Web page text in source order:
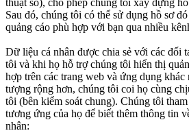
thuật số), cho phép chúng tôi xây dựng
Sau đó, chúng tôi có thể sử dụng hồ sơ
quảng cáo phù hợp với bạn qua nhiều
Dữ liệu cá nhân được chia sẻ với các đối
tôi và khi họ hỗ trợ chúng tôi hiển thị
hợp trên các trang web và ứng dụng khác
tượng rộng hơn, chúng tôi coi họ cùng
tôi (bên kiểm soát chung). Chúng tôi
tương ứng của họ để biết thêm thông tin
nhân: